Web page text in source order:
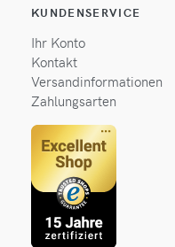
KUNDENSERVICE
Ihr Konto
Kontakt
Versandinformationen
Zahlungsarten